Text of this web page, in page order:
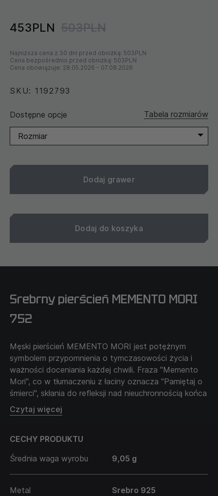
453PLN 503PLN
Najniższa cena z 30 dni przed obniżką: 503PLN
Cena bezpośrednio przed obniżką: 503PLN
Cena obowiązuje: 28.05.2026 - 07.08.2026
SKU: 1192793
Dostępne opcje Tabela rozmiarów
Rozmiar
Dodaj grawer
Dodaj do koszyka
Srebrny pierścień MEMENTO MORI
752
Męski pierścień MEMENTO MORI jest potężnym
symbolem przypomnienia o tymczasowości życia i
ważności doceniania każdej chwili. Fraza "Memento
Mori", co w tłumaczeniu z łaciny oznacza "Pamiętaj o
śmierci", skłania do refleksji nad nieuchronnością końca
i koniecznością pełnego życia.
"MEMENTO MORI" jest idealny dla tych, którzy
przypominając o ważności świadomego i pełnego
życia.
Czytaj więcej
CECHY PRODUKTU
Średnia waga wyrobu
9,05 g
Metal Srebro 925